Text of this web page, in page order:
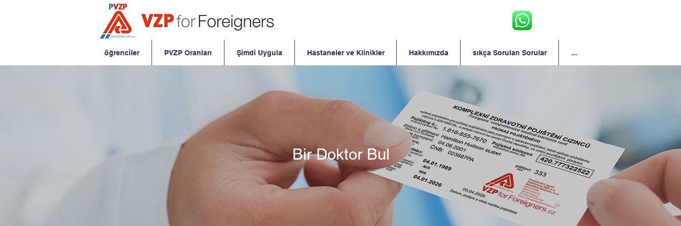
öğrenciler PVZP Oranları Şimdi Uygula Hastaneler ve Klinikler Hakkımızda sıkça Sorulan Sorular ...
Bir Doktor Bul